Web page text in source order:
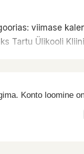
viimase
Tartu Ülikooli
Konto loomine